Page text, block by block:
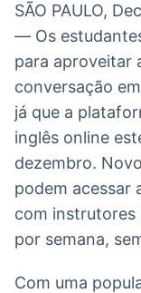
Soluções de
Tecnologia
SÃO PAULO,
— Os
para aproveitar
conversação
já que a
inglês online
dezembro.
podem acessar
com instrutores
por semana,
Com uma